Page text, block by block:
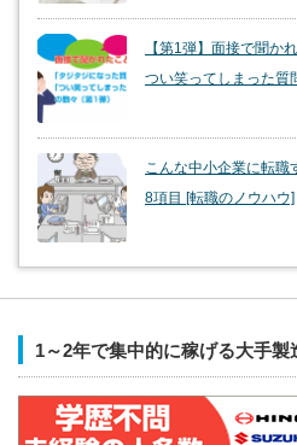
【第1弾】面接で聞か
つい笑ってしまった質
こんな中小企業に転職
8項目 [転職のノウハウ]
1～2年で集中的に稼げる大手製